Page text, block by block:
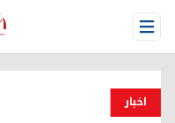
Open Menu
اخبار